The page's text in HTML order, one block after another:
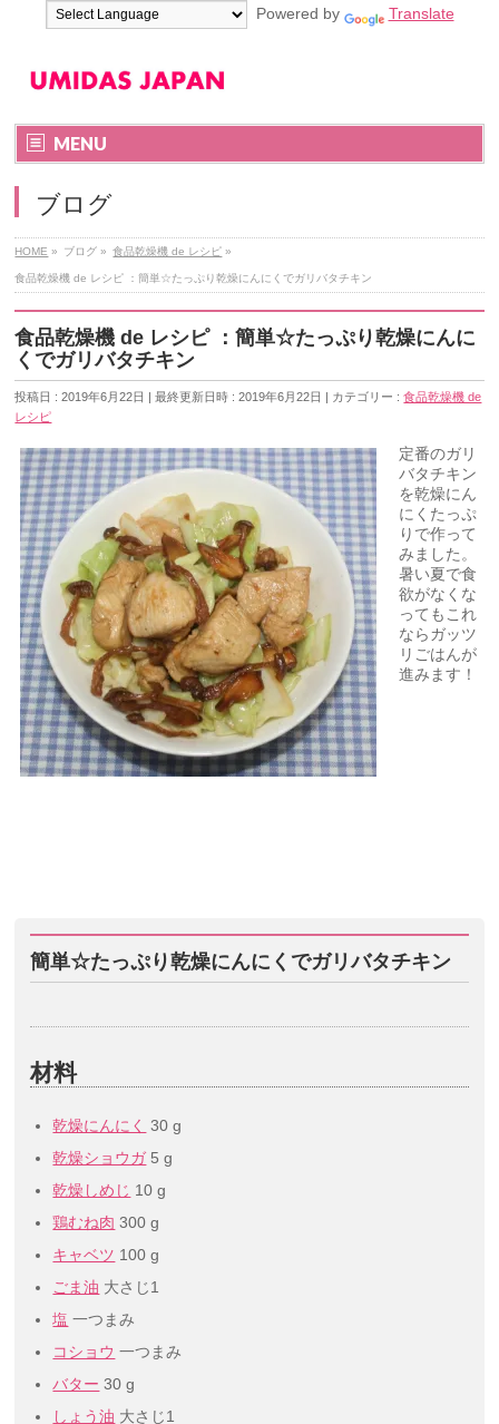
Powered by Translate
MENU
ブログ
HOME » ブログ » 食品乾燥機 de レシピ »
食品乾燥機 de レシピ ：簡単☆たっぷり乾燥にんにくでガリバタチキン
食品乾燥機 de レシピ ：簡単☆たっぷり乾燥にんに
くでガリバタチキン
投稿日 : 2019年6月22日 最終更新日時 : 2019年6月22日 カテゴリー :食品乾燥機 de
レシピ
定番のガリ
バタチキン
を乾燥にん
にくたっぷ
りで作って
みました。
暑い夏で食
欲がなくな
ってもこれ
ならガッツ
リごはんが
進みます！
簡単☆たっぷり乾燥にんにくでガリバタチキン
材料
乾燥にんにく 30 g
乾燥ショウガ 5 g
乾燥しめじ 10 g
鶏むね肉 300 g
キャベツ 100 g
ごま油 大さじ1
塩 一つまみ
コショウ 一つまみ
バター 30 g
しょう油 大さじ1